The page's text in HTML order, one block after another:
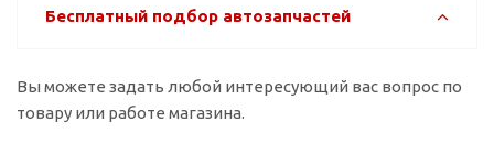
Бесплатный подбор автозапчастей
Вы можете задать любой интересующий вас вопрос по
товару или работе магазина.